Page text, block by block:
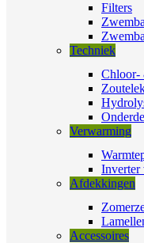
Filters
Techniek
Chloor-
Verwarming
Inverter
Afdekkingen
Accessoires